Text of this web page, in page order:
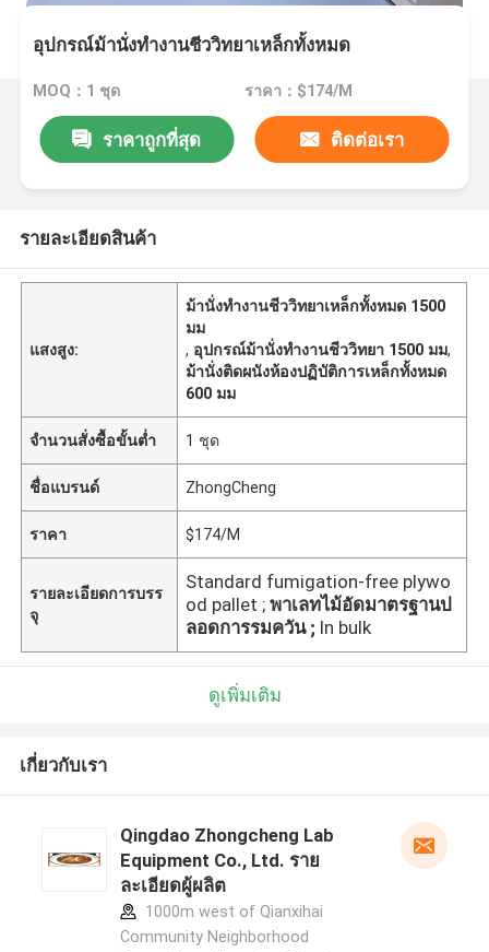
อุปกรณ์ม้านั่งทำงานชีววิทยาเหล็กทั้งหมด
MOQ：1 ชุด ราคา：$174/M
ราคาถูกที่สุด ติดต่อเรา
รายละเอียดสินค้า
แสงสูง:
ม้านั่งทำงานชีววิทยาเหล็กทั้งหมด 1500
มม
, อุปกรณ์ม้านั่งทำงานชีววิทยา 1500 มม,
ม้านั่งติดผนังห้องปฏิบัติการเหล็กทั้งหมด
600 มม
จำนวนสั่งซื้อขั้นต่ำ 1 ชุด
ชื่อแบรนด์ ZhongCheng
ราคา $174/M
รายละเอียดการบรร
จุ
Standard fumigation-free plywo
od pallet ; พาเลทไม้อัดมาตรฐานป
ลอดการรมควัน ; In bulk
ดูเพิ่มเติม
เกี่ยวกับเรา
Qingdao Zhongcheng Lab
Equipment Co., Ltd. ราย
ละเอียดผู้ผลิต
1000m west of Qianxihai
Community Neighborhood